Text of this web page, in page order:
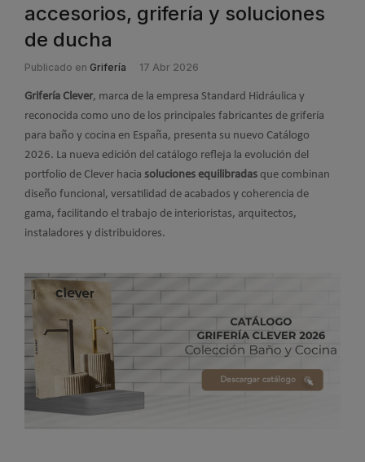
accesorios, grifería y soluciones
de ducha
Publicado en Grifería 17 Abr 2026
Grifería Clever, marca de la empresa Standard Hidráulica y
reconocida como uno de los principales fabricantes de grifería
para baño y cocina en España, presenta su nuevo Catálogo
2026. La nueva edición del catálogo refleja la evolución del
portfolio de Clever hacia soluciones equilibradas que combinan
diseño funcional, versatilidad de acabados y coherencia de
gama, facilitando el trabajo de interioristas, arquitectos,
instaladores y distribuidores.